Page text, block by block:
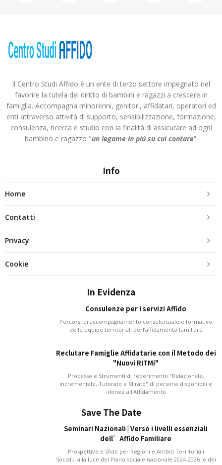
Il Centro Studi Affido è un ente di terzo settore impegnato nel
favorire la tutela del diritto di bambini e ragazzi a crescere in
famiglia. Accompagna minorenni, genitori, affidatari, operatori ed
enti attraverso attività di supporto, sensibilizzazione, formazione,
consulenza, ricerca e studio con la finalità di assicurare ad ogni
bambino e ragazzo "un legame in più su cui contare”.
Info
Home
Contatti
Privacy
Cookie
In Evidenza
Consulenze per i servizi Affido
Percorsi di accompagnamento consulenziale e formativo
delle équipe territoriali perl’affidamento familiare
Reclutare Famiglie Affidatarie con il Metodo dei
"Nuovi RITMi"
Processo e Strumenti di reperimento "Relazionale,
Incrementale, Tutorato e Mirato" di persone disponibili e
idonee all'Affidamento
Save The Date
Seminari Nazionali | Verso i livelli essenziali
dell’Affido Familiare
Prospettive e Sfide per Regioni e Ambiti Territoriali
Sociali, alla luce del Piano sociale nazionale 2024-2026 e dei